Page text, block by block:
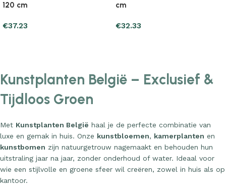
120 cm
€37.23
cm
€32.33
Kunstplanten België – Exclusief &
Tijdloos Groen
Met Kunstplanten België haal je de perfecte combinatie van
luxe en gemak in huis. Onze kunstbloemen, kamerplanten en
kunstbomen zijn natuurgetrouw nagemaakt en behouden hun
uitstraling jaar na jaar, zonder onderhoud of water. Ideaal voor
wie een stijlvolle en groene sfeer wil creëren, zowel in huis als op
kantoor.